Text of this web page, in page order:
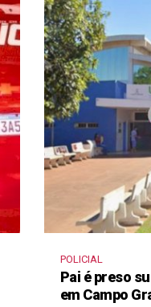
POLICIAL
Pai é preso
em Campo